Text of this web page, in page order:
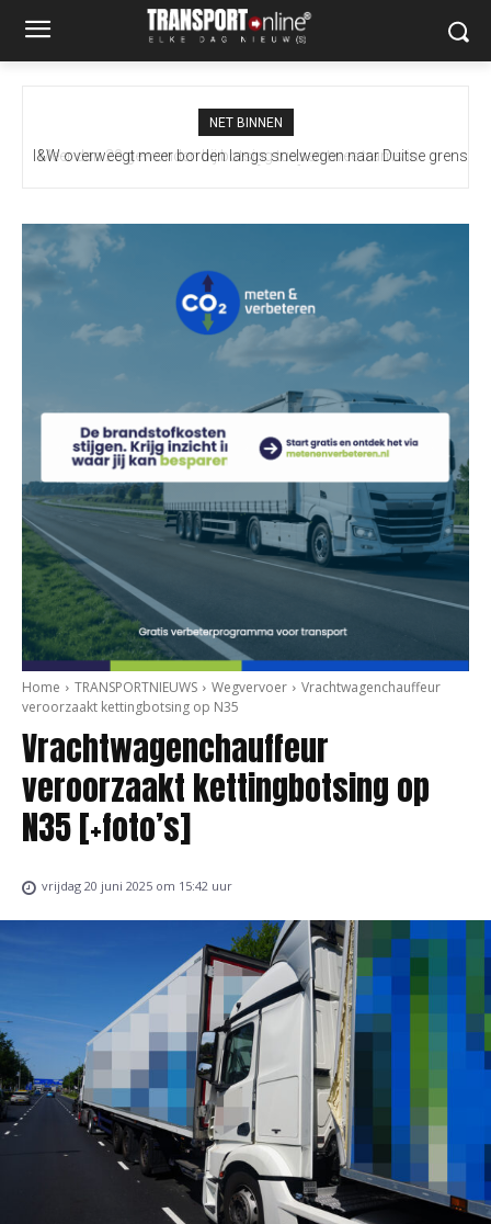
NET BINNEN
I&W overweegt meer borden langs snelwegen naar Duitse grens
Home TRANSPORTNIEUWS Wegvervoer
Vrachtwagenchauffeur
veroorzaakt kettingbotsing op N35
Vrachtwagenchauffeur
veroorzaakt kettingbotsing op
N35 [+foto’s]
vrijdag 20 juni 2025 om 15:42 uur